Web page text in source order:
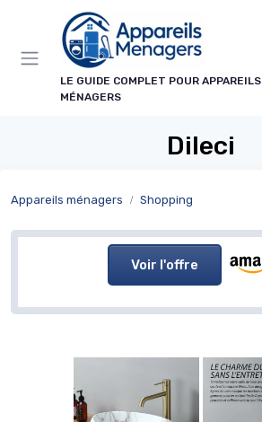
LE GUIDE COMPLET POUR APPAREILS
MÉNAGERS
Dileci
Appareils ménagers Shopping
Voir l'offre
Panneau de gestion des cookies